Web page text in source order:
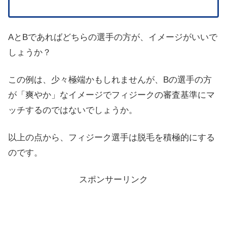
AとBであればどちらの選手の方が、イメージがいいで
しょうか？
この例は、少々極端かもしれませんが、Bの選手の方
が「爽やか」なイメージでフィジークの審査基準にマ
ッチするのではないでしょうか。
以上の点から、フィジーク選手は脱毛を積極的にする
のです。
スポンサーリンク